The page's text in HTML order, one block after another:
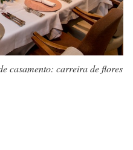
casamento: carreira de flores